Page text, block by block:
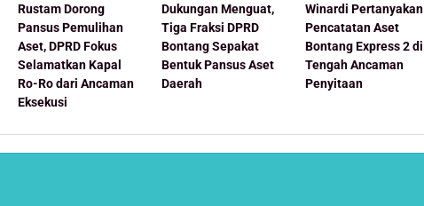
Rustam Dorong
Pansus Pemulihan
Aset, DPRD Fokus
Selamatkan Kapal
Ro-Ro dari Ancaman
Eksekusi
Dukungan Menguat,
Tiga Fraksi DPRD
Bontang Sepakat
Bentuk Pansus Aset
Daerah
Winardi Pertanyakan
Pencatatan Aset
Bontang Express 2 di
Tengah Ancaman
Penyitaan